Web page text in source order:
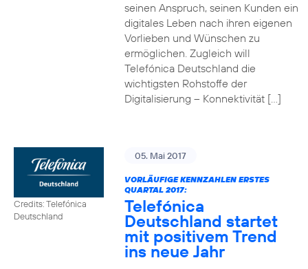
seinen Anspruch, seinen Kunden ein
digitales Leben nach ihren eigenen
Vorlieben und Wünschen zu
ermöglichen. Zugleich will
Telefónica Deutschland die
wichtigsten Rohstoffe der
Digitalisierung – Konnektivität […]
Credits: Telefónica
Deutschland
05. Mai 2017
VORLÄUFIGE KENNZAHLEN ERSTES
QUARTAL 2017:
Telefónica
Deutschland startet
mit positivem Trend
ins neue Jahr